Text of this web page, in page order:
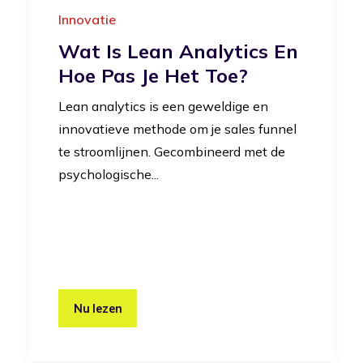
Innovatie
Wat Is Lean Analytics En
Hoe Pas Je Het Toe?
Lean analytics is een geweldige en
innovatieve methode om je sales funnel
te stroomlijnen. Gecombineerd met de
psychologische...
Nu lezen